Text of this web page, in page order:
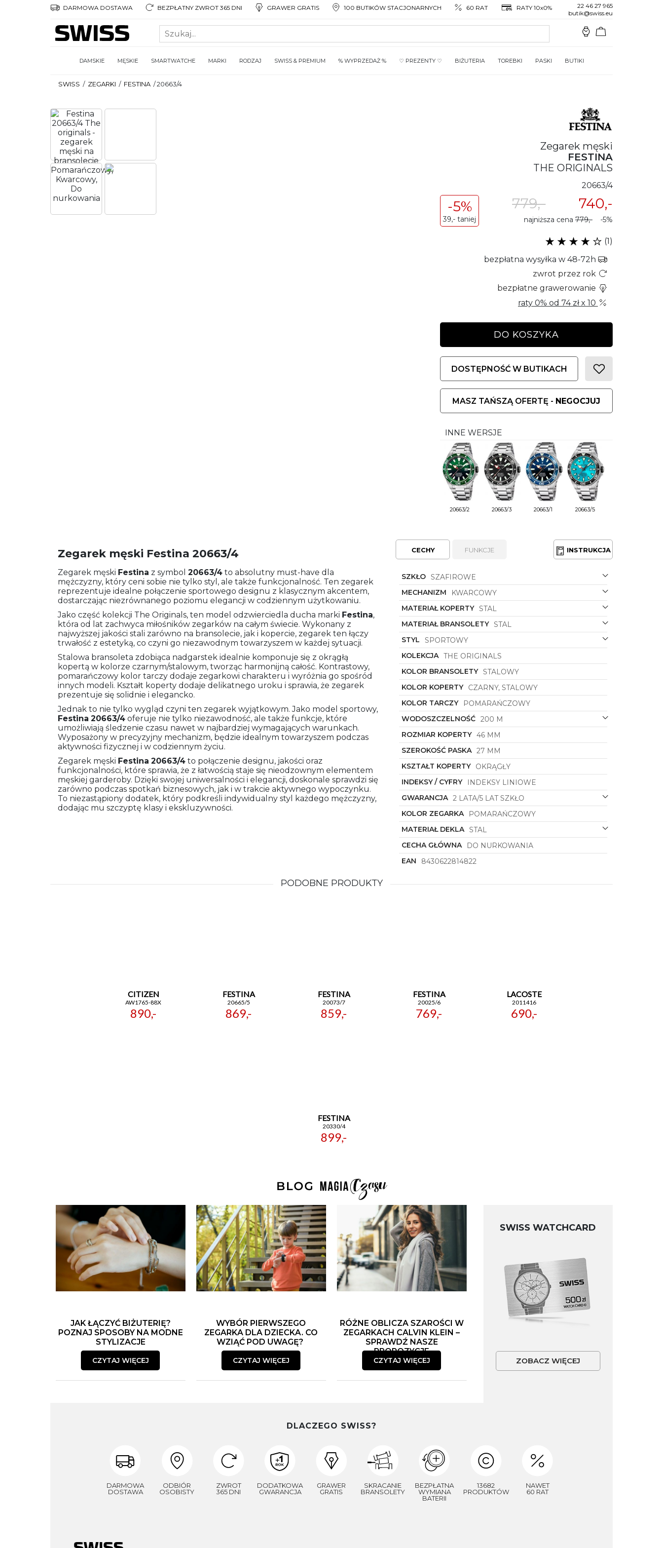
DARMOWA DOSTAWA BEZPŁATNY ZWROT 365 DNI GRAWER GRATIS 100 BUTIKÓW STACJONARNYCH 60 RAT RATY 10x0%
22 46 27 965
butik@swiss.eu
DAMSKIE MĘSKIE SMARTWATCHE MARKI RODZAJ SWISS & PREMIUM % WYPRZEDAŻ % ♡ PREZENTY ♡ BIŻUTERIA TOREBKI PASKI BUTIKI
SWISS / ZEGARKI / FESTINA /20663/4
Zegarek męski
FESTINA
THE ORIGINALS
20663/4
740,-
-5%
39,- taniej
779,-
najniższa cena 779,- -5%
(1)
bezpłatna wysyłka w 48-72h
zwrot przez rok
bezpłatne grawerowanie
raty 0% od 74 złx 10
DO KOSZYKA
DOSTĘPNOŚĆ W BUTIKACH
MASZ TAŃSZĄ OFERTĘ - NEGOCJUJ
INNE WERSJE
20663/2 20663/3 20663/1 20663/5
Zegarek męski Festina 20663/4
Zegarek męski Festina z symbol 20663/4 to absolutny must-have dla
mężczyzny, który ceni sobie nie tylko styl, ale także funkcjonalność. Ten zegarek
reprezentuje idealne połączenie sportowego designu z klasycznym akcentem,
dostarczając niezrównanego poziomu elegancji w codziennym użytkowaniu.
Jako część kolekcji The Originals, ten model odzwierciedla ducha marki Festina,
która od lat zachwyca miłośników zegarków na całym świecie. Wykonany z
najwyższej jakości stali zarówno na bransolecie, jak i kopercie, zegarek ten łączy
trwałość z estetyką, co czyni go niezawodnym towarzyszem w każdej sytuacji.
Stalowa bransoleta zdobiąca nadgarstek idealnie komponuje się z okrągłą
kopertą w kolorze czarnym/stalowym, tworząc harmonijną całość. Kontrastowy,
pomarańczowy kolor tarczy dodaje zegarkowi charakteru i wyróżnia go spośród
innych modeli. Kształt koperty dodaje delikatnego uroku i sprawia, że zegarek
prezentuje się solidnie i elegancko.
Jednak to nie tylko wygląd czyni ten zegarek wyjątkowym. Jako model sportowy,
Festina 20663/4 oferuje nie tylko niezawodność, ale także funkcje, które
umożliwiają śledzenie czasu nawet w najbardziej wymagających warunkach.
Wyposażony w precyzyjny mechanizm, będzie idealnym towarzyszem podczas
aktywności fizycznej i w codziennym życiu.
Zegarek męski Festina 20663/4 to połączenie designu, jakości oraz
funkcjonalności, które sprawia, że z łatwością staje się nieodzownym elementem
męskiej garderoby. Dzięki swojej uniwersalności i elegancji, doskonale sprawdzi się
zarówno podczas spotkań biznesowych, jak i w trakcie aktywnego wypoczynku.
To niezastąpiony dodatek, który podkreśli indywidualny styl każdego mężczyzny,
dodając mu szczyptę klasy i ekskluzywności.
CECHY FUNKCJE INSTRUKCJA
SZKŁO SZAFIROWE
MECHANIZM
KWARCOWY
MATERIAŁ KOPERTY STAL
MATERIAŁ BRANSOLETY STAL
STYL
SPORTOWY
KOLEKCJA THE ORIGINALS
KOLOR BRANSOLETY STALOWY
KOLOR KOPERTY
CZARNY, STALOWY
KOLOR TARCZY
POMARAŃCZOWY
WODOSZCZELNOŚĆ 200 M
ROZMIAR KOPERTY 46 MM
SZEROKOŚĆ PASKA 27 MM
KSZTAŁT KOPERTY
OKRĄGŁY
INDEKSY / CYFRY
INDEKSY LINIOWE
GWARANCJA 2 LATA/5 LAT SZKŁO
KOLOR ZEGARKA
POMARAŃCZOWY
MATERIAŁ DEKLA STAL
CECHA GŁÓWNA
DO NURKOWANIA
EAN
8430622814822
PODOBNE PRODUKTY
CITIZEN
AW1765-88X
890,-
FESTINA
20665/5
869,-
FESTINA
20073/7
859,-
FESTINA
20025/6
769,-
LACOSTE
2011416
690,-
FESTINA
20330/4
899,-
JAK ŁĄCZYĆ BIŻUTERIĘ?
POZNAJ SPOSOBY NA MODNE
STYLIZACJE
CZYTAJ WIĘCEJ
WYBÓR PIERWSZEGO
ZEGARKA DLA DZIECKA. CO
WZIĄĆ POD UWAGĘ?
CZYTAJ WIĘCEJ
RÓŻNE OBLICZA SZAROŚCI W
ZEGARKACH CALVIN KLEIN –
SPRAWDŹ NASZE
PROPOZYCJE
CZYTAJ WIĘCEJ
SWISS WATCHCARD
ZOBACZ WIĘCEJ
DLACZEGO SWISS?
DARMOWA
DOSTAWA
ODBIÓR
OSOBISTY
ZWROT
365 DNI
DODATKOWA
GWARANCJA
GRAWER
GRATIS
SKRACANIE
BRANSOLETY
BEZPŁATNA
WYMIANA
BATERII
13682
PRODUKTÓW
NAWET
60 RAT